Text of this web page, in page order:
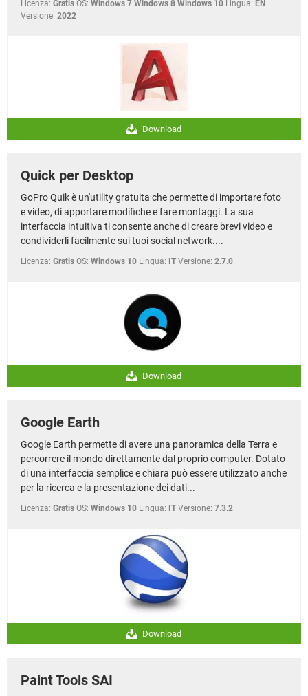
Licenza: Gratis OS: Windows 7 Windows 8 Windows 10 Lingua: EN
Versione: 2022
Download
Quick per Desktop
GoPro Quik è un'utility gratuita che permette di importare foto
e video, di apportare modifiche e fare montaggi. La sua
interfaccia intuitiva ti consente anche di creare brevi video e
condividerli facilmente sui tuoi social network....
Licenza: Gratis OS: Windows 10 Lingua: IT Versione: 2.7.0
Download
Google Earth
Google Earth permette di avere una panoramica della Terra e
percorrere il mondo direttamente dal proprio computer. Dotato
di una interfaccia semplice e chiara può essere utilizzato anche
per la ricerca e la presentazione dei dati...
Licenza: Gratis OS: Windows 10 Lingua: IT Versione: 7.3.2
Download
Paint Tools SAI